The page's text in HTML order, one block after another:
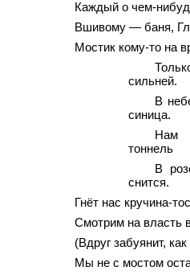
Каждый о чем-
Вшивому — баня,
Мостик кому-то на
сильней.
В
синица.
Нам
тоннель
В
снится.
Гнёт нас кручина-
Смотрим на власть
(Вдруг забуянит,
Мы не с мостом